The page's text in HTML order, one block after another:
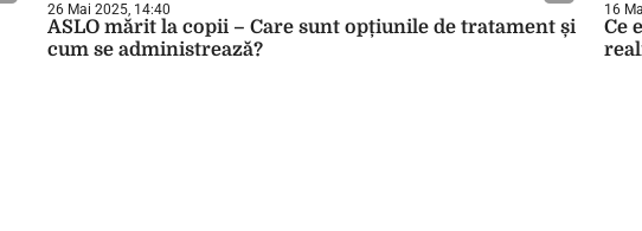
26 Mai 2025, 14:40
ASLO mărit la copii – Care sunt opțiunile de tratament și
cum se administrează?
16
Ce